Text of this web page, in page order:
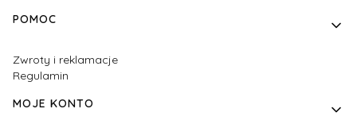
Linki w stopce
POMOC
Zwroty i reklamacje
Regulamin
MOJE KONTO